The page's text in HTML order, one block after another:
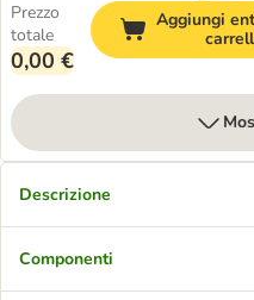
Prezzo
totale
0,00 €
Aggiungi
Descrizione
Componenti